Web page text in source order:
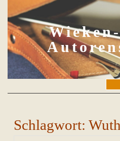
to
content
Schlagwort: